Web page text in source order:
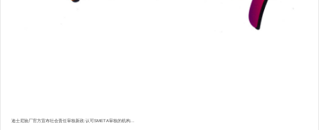
迪士尼验厂官方宣布社会责任审核新政:认可SMETA审核的机构...